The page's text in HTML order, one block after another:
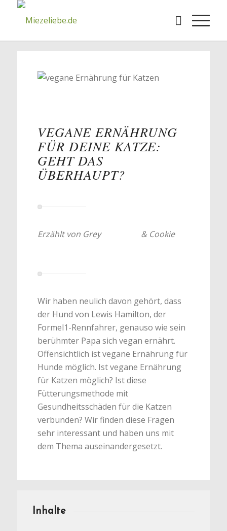
VEGANE ERNÄHRUNG
FÜR DEINE KATZE:
GEHT DAS
ÜBERHAUPT?
Erzählt von Grey & Cookie
Wir haben neulich davon gehört, dass
der Hund von Lewis Hamilton, der
Formel1-Rennfahrer, genauso wie sein
berühmter Papa sich vegan ernährt.
Offensichtlich ist vegane Ernährung für
Hunde möglich. Ist vegane Ernährung
für Katzen möglich? Ist diese
Fütterungsmethode mit
Gesundheitsschäden für die Katzen
verbunden? Wir finden diese Fragen
sehr interessant und haben uns mit
dem Thema auseinandergesetzt.
Inhalte